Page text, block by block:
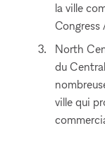
la ville
Congress
North
du
ville qui